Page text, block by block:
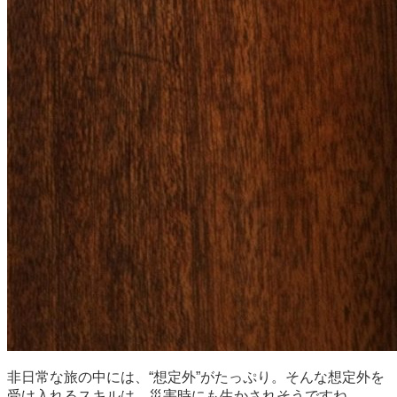
非日常な旅の中には、“想定外”がたっぷり。そんな想定外を